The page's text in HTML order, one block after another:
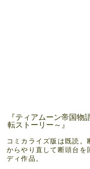
『ティアムーン帝国
転ストーリー～』
コミカライズ版は既読
からやり直して断頭台を
ディ作品。